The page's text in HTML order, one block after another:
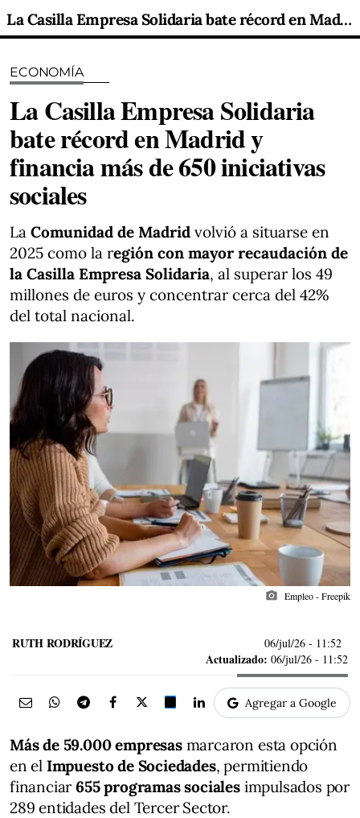
La Casilla Empresa Solidaria bate récord en Madrid y financia más de 650 iniciativas sociales
ECONOMÍA
La Casilla Empresa Solidaria
bate récord en Madrid y
financia más de 650 iniciativas
sociales
La Comunidad de Madrid volvió a situarse en
2025 como la región con mayor recaudación de
la Casilla Empresa Solidaria, al superar los 49
millones de euros y concentrar cerca del 42%
del total nacional.
photo_camera Empleo - Freepik
RUTH RODRÍGUEZ 06/jul/26 - 11:52
Actualizado: 06/jul/26 - 11:52
Agregar a Google
Más de 59.000 empresasmarcaron esta opción
en el Impuesto de Sociedades, permitiendo
financiar655 programas socialesimpulsados por
289 entidades del Tercer Sector.